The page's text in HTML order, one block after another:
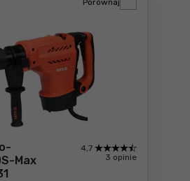
Max
4,7
3 opinie
Porównaj